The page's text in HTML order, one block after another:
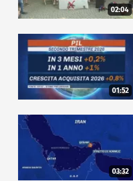
02:04
01:52
03:32